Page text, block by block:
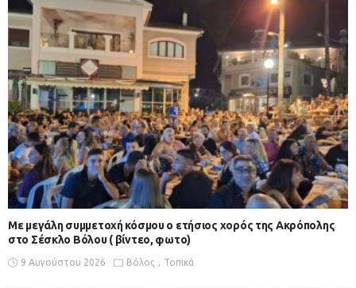
Με μεγάλη συμμετοχή κόσμου ο ετήσιος χορός της Ακρόπολης
στο Σέσκλο Βόλου ( βίντεο, φωτο)
9 Αυγούστου 2026 Βόλος Τοπικά